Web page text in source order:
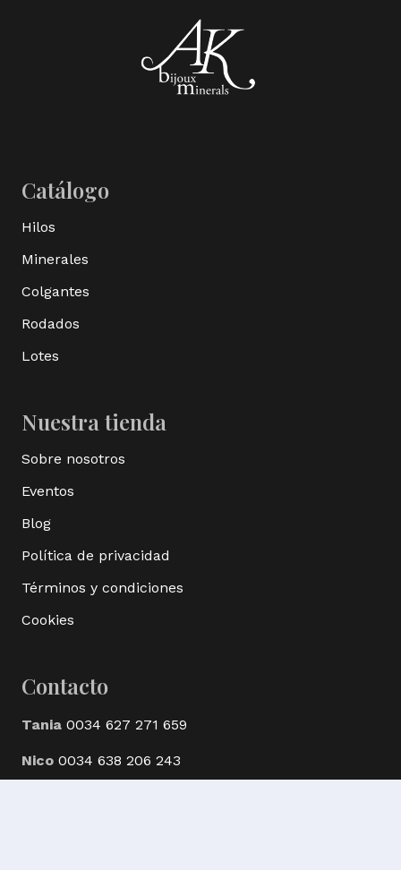
Catálogo
Hilos
Minerales
Colgantes
Rodados
Lotes
Nuestra tienda
Sobre nosotros
Eventos
Blog
Política de privacidad
Términos y condiciones
Cookies
Contacto
Tania 0034 627 271 659
Nico 0034 638 206 243